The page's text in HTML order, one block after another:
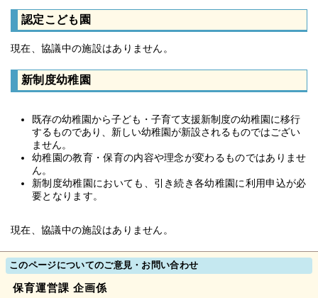
認定こども園
現在、協議中の施設はありません。
新制度幼稚園
既存の幼稚園から子ども・子育て支援新制度の幼稚園に移行
するものであり、新しい幼稚園が新設されるものではござい
ません。
幼稚園の教育・保育の内容や理念が変わるものではありませ
ん。
新制度幼稚園においても、引き続き各幼稚園に利用申込が必
要となります。
現在、協議中の施設はありません。
このページについてのご意見・お問い合わせ
保育運営課 企画係